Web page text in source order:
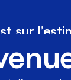
sur